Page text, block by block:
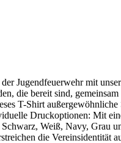
Jugendfeuerwehr mit
die bereit sind,
T-Shirt
Druckoptionen: Mit
Weiß, Navy, Grau
die Vereinsidentität